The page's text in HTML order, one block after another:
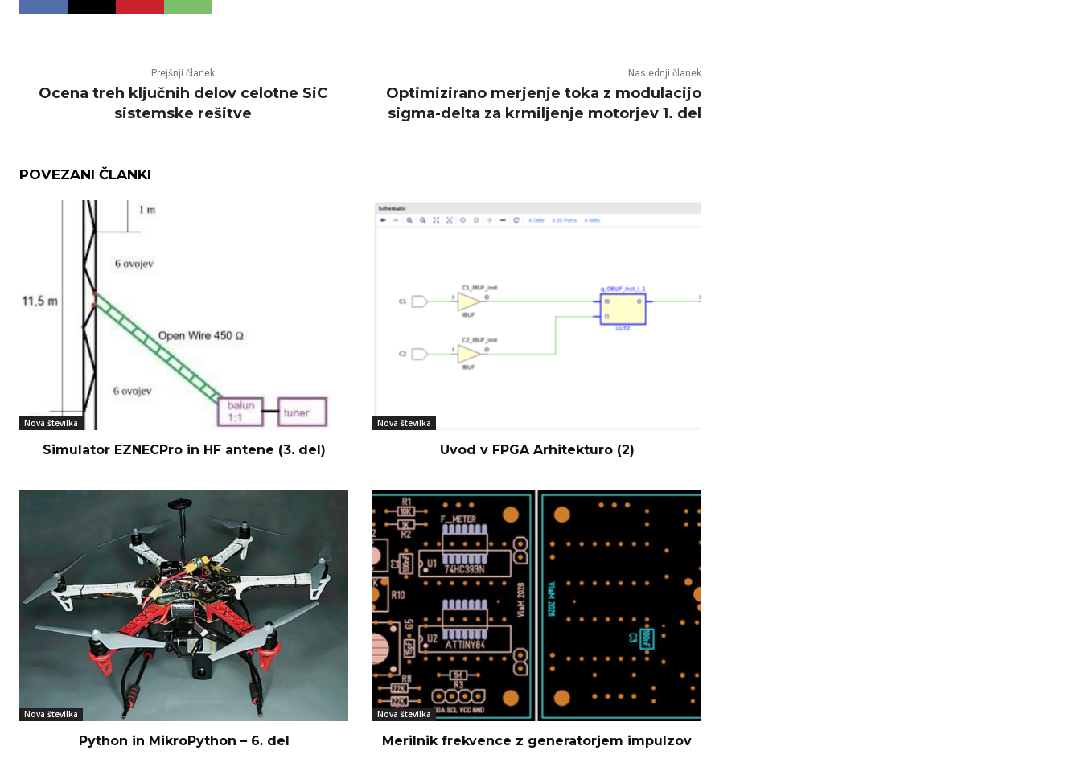
Prejšnji članek
Ocena treh ključnih delov celotne SiC
sistemske rešitve
Naslednji članek
Optimizirano merjenje toka z modulacijo
sigma-delta za krmiljenje motorjev 1. del
POVEZANI ČLANKI
Nova številka
Simulator EZNECPro in HF antene (3. del)
Nova številka
Uvod v FPGA Arhitekturo (2)
Nova številka
Python in MikroPython – 6. del
Nova številka
Merilnik frekvence z generatorjem impulzov